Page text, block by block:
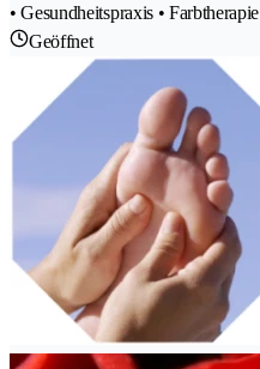
• Gesundheitspraxis • Farbtherapie
Geöffnet